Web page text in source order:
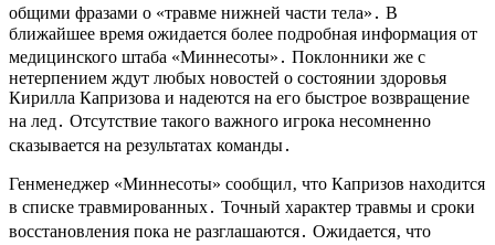
общими фразами о «травме нижней части тела»․ В
ближайшее время ожидается более подробная информация от
медицинского штаба «Миннесоты»․ Поклонники же с
нетерпением ждут любых новостей о состоянии здоровья
Кирилла Капризова и надеются на его быстрое возвращение
на лед․ Отсутствие такого важного игрока несомненно
сказывается на результатах команды․
Генменеджер «Миннесоты» сообщил‚ что Капризов находится
в списке травмированных․ Точный характер травмы и сроки
восстановления пока не разглашаются․ Ожидается‚ что